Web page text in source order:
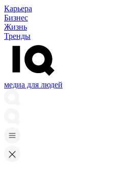
Карьера
Бизнес
Жизнь
Тренды
медиа для людей